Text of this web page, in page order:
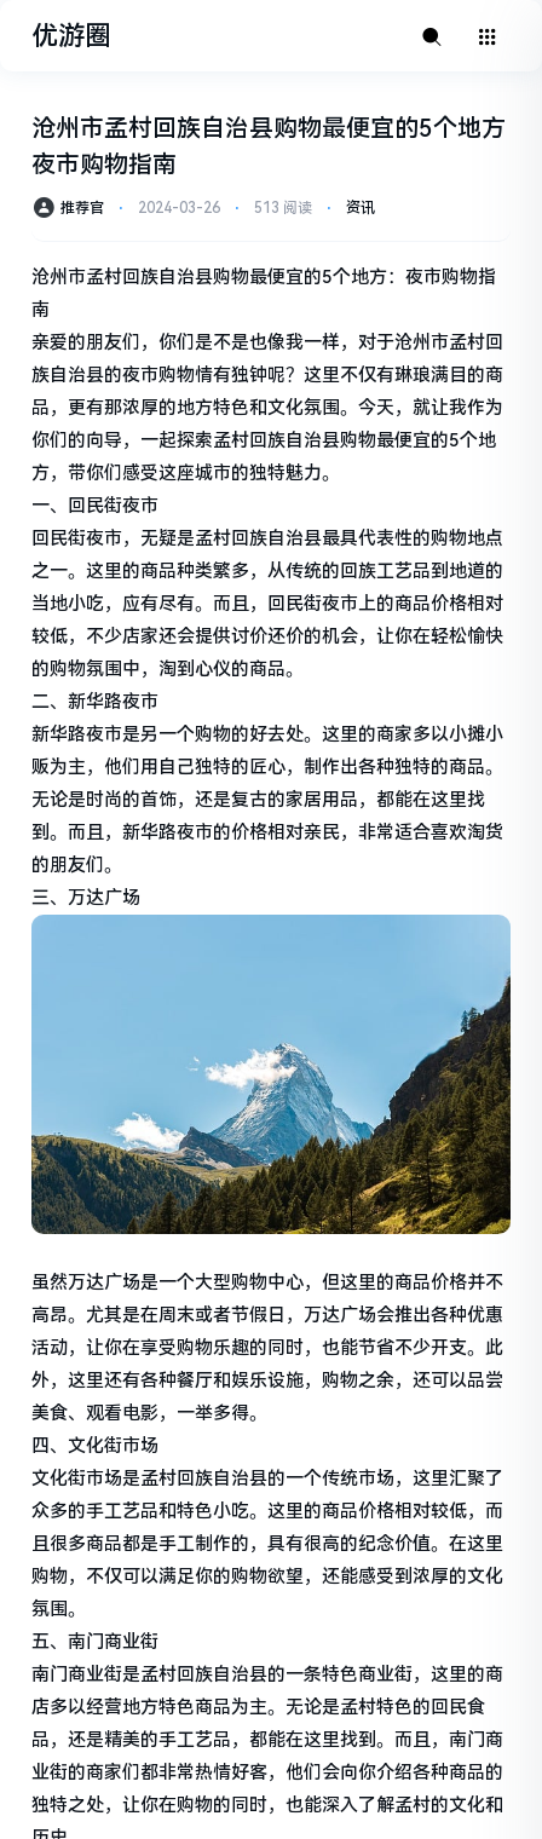
优游圈
沧州市孟村回族自治县购物最便宜的5个地方
夜市购物指南
推荐官 ⋅ 2024-03-26 ⋅ 513 阅读 ⋅ 资讯
沧州市孟村回族自治县购物最便宜的5个地方：夜市购物指
南
亲爱的朋友们，你们是不是也像我一样，对于沧州市孟村回
族自治县的夜市购物情有独钟呢？这里不仅有琳琅满目的商
品，更有那浓厚的地方特色和文化氛围。今天，就让我作为
你们的向导，一起探索孟村回族自治县购物最便宜的5个地
方，带你们感受这座城市的独特魅力。
一、回民街夜市
回民街夜市，无疑是孟村回族自治县最具代表性的购物地点
之一。这里的商品种类繁多，从传统的回族工艺品到地道的
当地小吃，应有尽有。而且，回民街夜市上的商品价格相对
较低，不少店家还会提供讨价还价的机会，让你在轻松愉快
的购物氛围中，淘到心仪的商品。
二、新华路夜市
新华路夜市是另一个购物的好去处。这里的商家多以小摊小
贩为主，他们用自己独特的匠心，制作出各种独特的商品。
无论是时尚的首饰，还是复古的家居用品，都能在这里找
到。而且，新华路夜市的价格相对亲民，非常适合喜欢淘货
的朋友们。
三、万达广场
虽然万达广场是一个大型购物中心，但这里的商品价格并不
高昂。尤其是在周末或者节假日，万达广场会推出各种优惠
活动，让你在享受购物乐趣的同时，也能节省不少开支。此
外，这里还有各种餐厅和娱乐设施，购物之余，还可以品尝
美食、观看电影，一举多得。
四、文化街市场
文化街市场是孟村回族自治县的一个传统市场，这里汇聚了
众多的手工艺品和特色小吃。这里的商品价格相对较低，而
且很多商品都是手工制作的，具有很高的纪念价值。在这里
购物，不仅可以满足你的购物欲望，还能感受到浓厚的文化
氛围。
五、南门商业街
南门商业街是孟村回族自治县的一条特色商业街，这里的商
店多以经营地方特色商品为主。无论是孟村特色的回民食
品，还是精美的手工艺品，都能在这里找到。而且，南门商
业街的商家们都非常热情好客，他们会向你介绍各种商品的
独特之处，让你在购物的同时，也能深入了解孟村的文化和